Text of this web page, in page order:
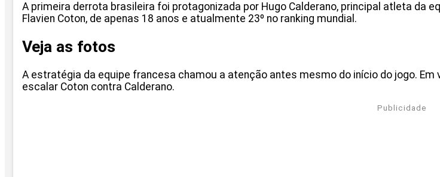
A primeira derrota brasileira foi protagonizada por Hugo Calderano, principal atleta da
Flavien Coton, de apenas 18 anos e atualmente 23º no ranking mundial.
Veja as fotos
A estratégia da equipe francesa chamou a atenção antes mesmo do início do jogo.
escalar Coton contra Calderano.
Publicidade